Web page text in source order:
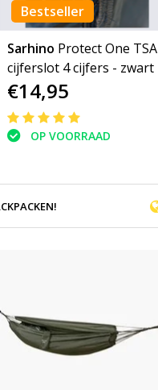
Bestseller
Sarhino Protect One TSA
cijferslot 4 cijfers - zwart
€14,95
OP VOORRAAD